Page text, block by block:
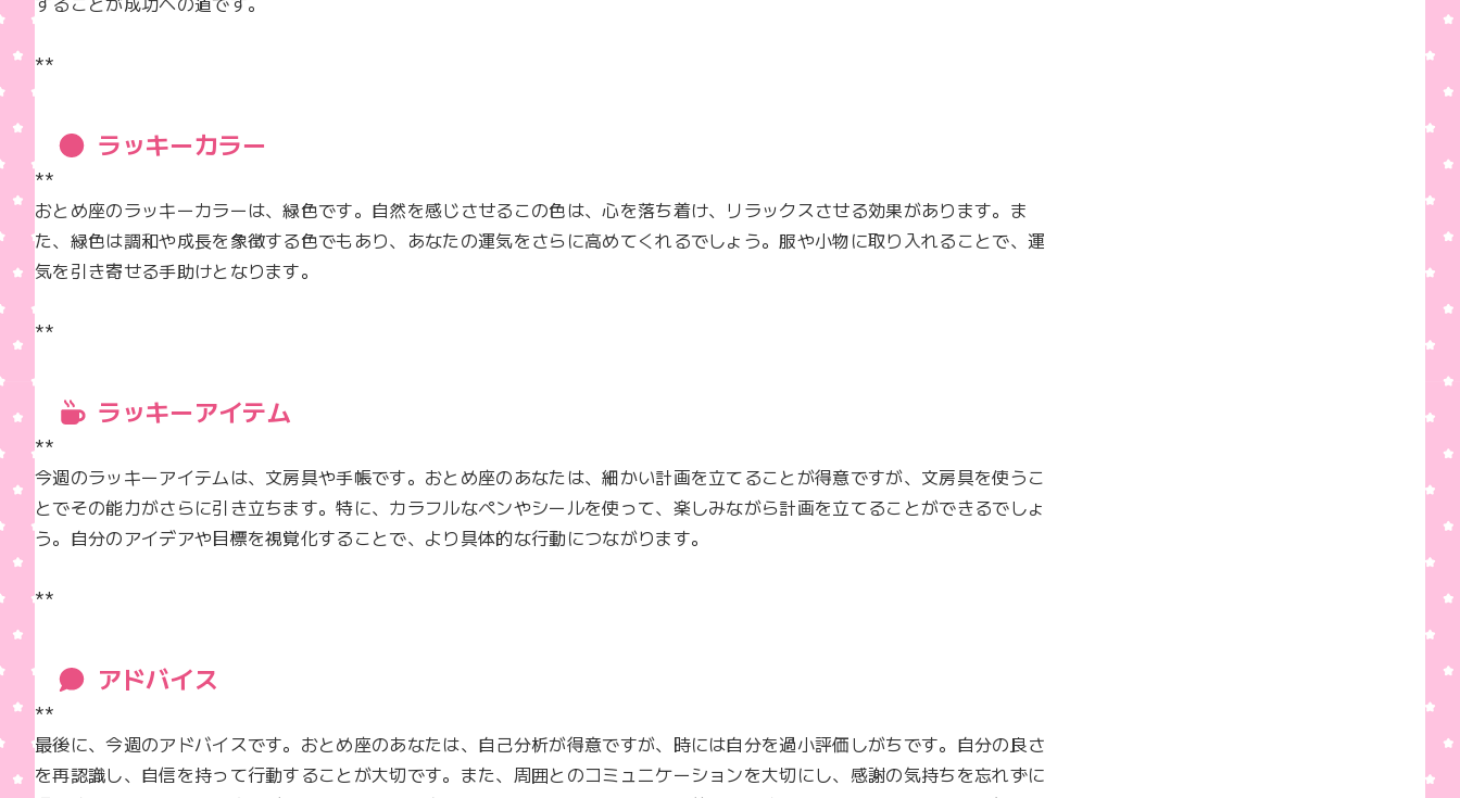
**
ラッキーカラー
**
おとめ座のラッキーカラーは、緑色です。自然を感じさせるこの色は、心を落ち着け、リラックスさせる効果があります。ま
た、緑色は調和や成長を象徴する色でもあり、あなたの運気をさらに高めてくれるでしょう。服や小物に取り入れることで、運
気を引き寄せる手助けとなります。
**
ラッキーアイテム
**
今週のラッキーアイテムは、文房具や手帳です。おとめ座のあなたは、細かい計画を立てることが得意ですが、文房具を使うこ
とでその能力がさらに引き立ちます。特に、カラフルなペンやシールを使って、楽しみながら計画を立てることができるでしょ
う。自分のアイデアや目標を視覚化することで、より具体的な行動につながります。
**
アドバイス
**
最後に、今週のアドバイスです。おとめ座のあなたは、自己分析が得意ですが、時には自分を過小評価しがちです。自分の良さ
を再認識し、自信を持って行動することが大切です。また、周囲とのコミュニケーションを大切にし、感謝の気持ちを忘れずに